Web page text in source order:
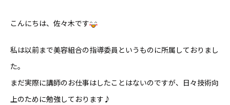
こんにちは、佐々木です
私は以前まで美容組合の指導委員というものに所属しておりまし
た。
まだ実際に講師のお仕事はしたことはないのですが、日々技術向
上のために勉強しております♪